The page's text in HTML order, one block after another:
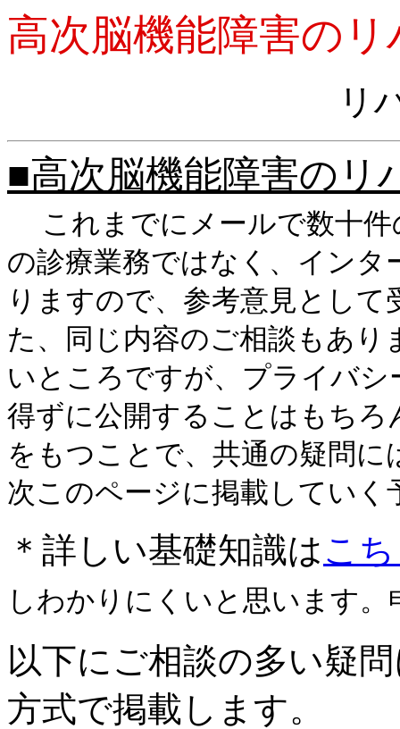
高次脳機能障害の
リ
■高次脳機能障害のリ
これまでにメールで数十
の診療業務ではなく、イン
りますので、参考意見とし
た、同じ内容のご相談もあ
いところですが、プライバ
得ずに公開することはもち
をもつことで、共通の疑問
次このページに掲載していく
＊詳しい基礎知識はこ
しわかりにくいと思います
以下にご相談の多い疑
方式で掲載します。